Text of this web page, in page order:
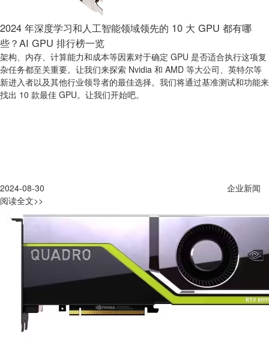
2024 年深度学习和人工智能领域领先的 10 大 GPU 都有哪
些？AI GPU 排行榜一览
架构、内存、计算能力和成本等因素对于确定 GPU 是否适合执行这项复
杂任务都至关重要。让我们来探索 Nvidia 和 AMD 等大公司、英特尔等
新进入者以及其他行业领导者的最佳选择。我们将通过基准测试和功能来
找出 10 款最佳 GPU。让我们开始吧。
2024-08-30
企业新闻
阅读全文>>